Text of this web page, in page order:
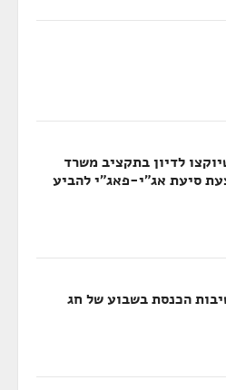
לדיון בתקציב משרד
סיעת אג"י-פאג"י להביע
הכנסת בשבוע של חג